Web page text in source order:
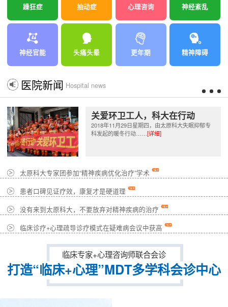
躁狂症 抽动症 心理咨询 神经紊乱
神经官能 头痛头晕 更年期 精神障碍
医院新闻 Hospital news
关爱环卫工人，科大在行动
2018年11月29日星期四，由太原科大失眠抑郁专
科发起的暖冬行动……[详细]
太原科大专家团参加“精神疾病优化治疗”学术
患者口碑见证疗效，康复才是硬道理
没有来到太原科大，不要放弃对精神疾病的治疗
临床诊疗+心理疏导诊疗模式在疑难病会议中获高
临床专家+心理咨询师联合会诊
打造“临床+心理”MDT多学科会诊中心